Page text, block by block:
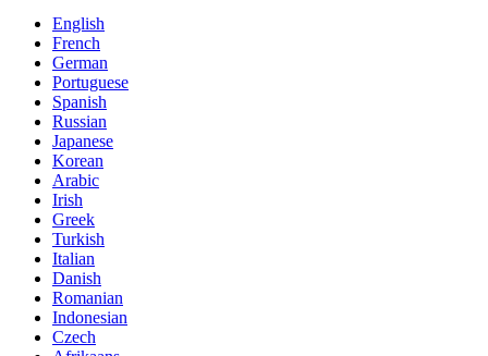
English
French
German
Portuguese
Spanish
Russian
Japanese
Korean
Arabic
Irish
Greek
Turkish
Italian
Danish
Romanian
Indonesian
Czech